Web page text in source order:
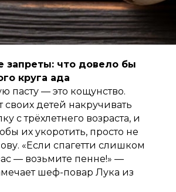
запреты: что довело бы
круга ада
пасту — это кощунство.
своих детей накручивать
с трёхлетнего возраста, и
их укоротить, просто не
«Если спагетти слишком
— возьмите пенне!» —
шеф-повар Лука из